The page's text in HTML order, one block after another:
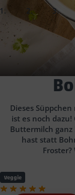
slide
slide
1.
2.
mittelgroße
100ml
75g Sahne
Greenland)
Buttermilch
0,5 EL
gemahlenem
Dieses
ist es noch
Buttermilch ganz
hast statt
Veggie